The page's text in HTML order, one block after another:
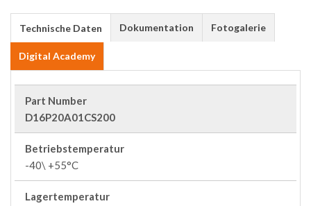
Technische Daten Dokumentation Fotogalerie
Digital Academy
Part Number
D16P20A01CS200
Betriebstemperatur
-40\ +55°C
Lagertemperatur